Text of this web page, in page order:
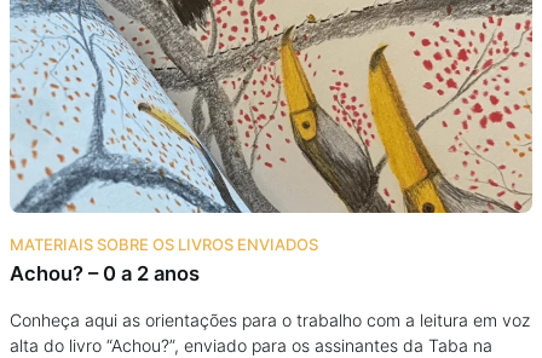
Eventos
Podcast
Assine
Taba na Escola
MATERIAIS SOBRE OS LIVROS ENVIADOS
Achou? – 0 a 2 anos
Conheça aqui as orientações para o trabalho com a leitura em voz
alta do livro “Achou?”, enviado para os assinantes da Taba na